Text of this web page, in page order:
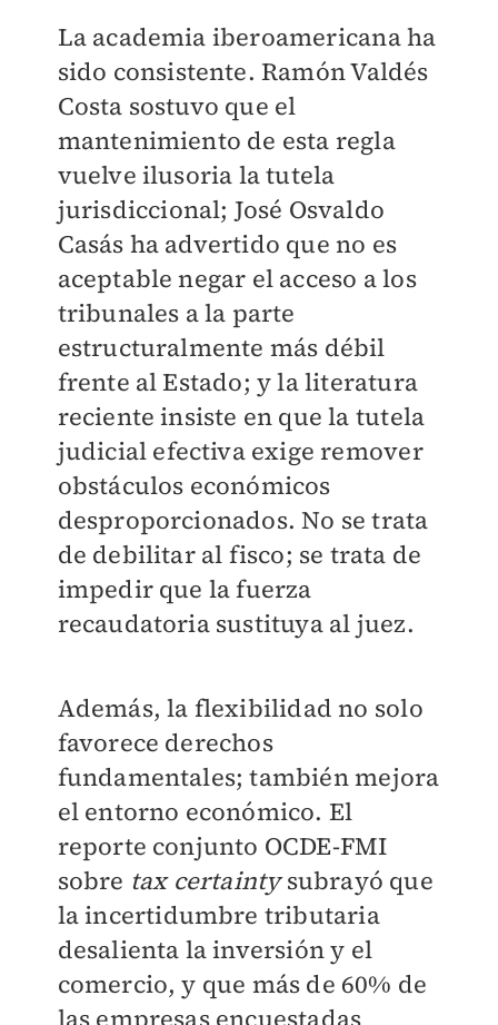
La academia iberoamericana ha
sido consistente. Ramón Valdés
Costa sostuvo que el
mantenimiento de esta regla
vuelve ilusoria la tutela
jurisdiccional; José Osvaldo
Casás ha advertido que no es
aceptable negar el acceso a los
tribunales a la parte
estructuralmente más débil
frente al Estado; y la literatura
reciente insiste en que la tutela
judicial efectiva exige remover
obstáculos económicos
desproporcionados. No se trata
de debilitar al fisco; se trata de
impedir que la fuerza
recaudatoria sustituya al juez.
Además, la flexibilidad no solo
favorece derechos
fundamentales; también mejora
el entorno económico. El
reporte conjunto OCDE-FMI
sobre tax certaintysubrayó que
la incertidumbre tributaria
desalienta la inversión y el
comercio, y que más de 60% de